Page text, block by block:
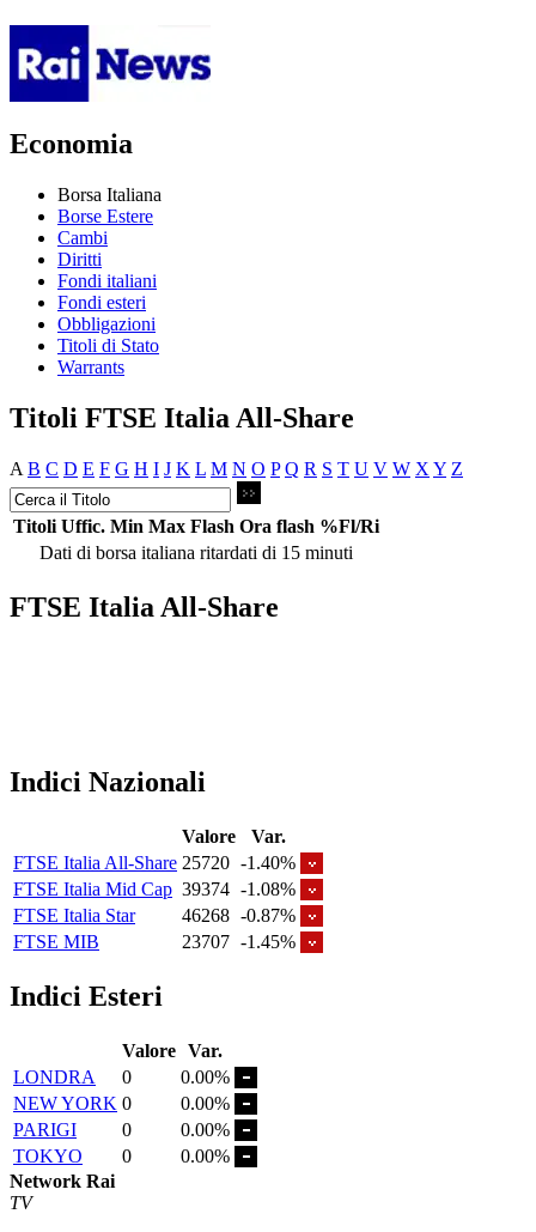
Economia
Borsa Italiana
Borse Estere
Cambi
Diritti
Fondi italiani
Fondi esteri
Obbligazioni
Titoli di Stato
Warrants
Titoli FTSE Italia All-Share
A B C D E F G H I J K L M N O P Q R S T U V W X Y Z
Titoli Uffic. Min Max Flash Ora flash %Fl/Ri
Dati di borsa italiana ritardati di 15 minuti
FTSE Italia All-Share
Indici Nazionali
Valore
Var.
FTSE Italia All-Share 25720 -1.40%
FTSE Italia Mid Cap 39374 -1.08%
FTSE Italia Star
46268 -0.87%
FTSE MIB
23707 -1.45%
Indici Esteri
Valore Var.
LONDRA
0
0.00%
NEW YORK 0
0.00%
PARIGI
0
0.00%
TOKYO
0
0.00%
Network Rai
TV